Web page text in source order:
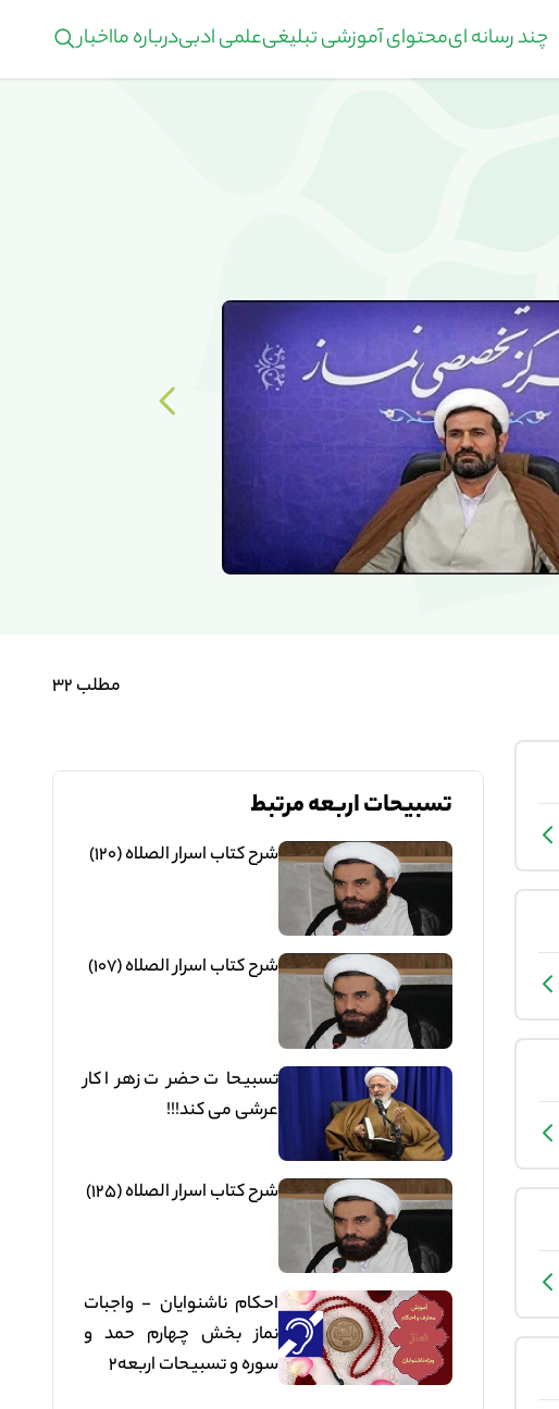
چند رسانه ایمحتوای آموزشی تبلیغیعلمی ادبیدرباره مااخبار
آغاز ثبت نام
در مرکز تخصصی نماز
مطلب 32
تسبیحات اربعه مرتبط
شرح کتاب اسرار الصلاه (120)
شرح کتاب اسرار الصلاه (107)
تسبیحات حضرت زهرا کار
عرشی می کند!!!
شرح کتاب اسرار الصلاه (125)
احکام ناشنوایان - واجبات
نماز بخش چهارم حمد و
سوره و تسبیحات اربعه2